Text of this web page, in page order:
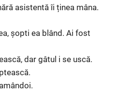
asistentă îi ținea mâna.
șopti ea blând. Ai fost
dar gâtul i se uscă.